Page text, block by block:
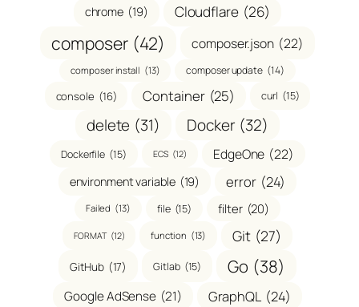
chrome (19) Cloudflare (26)
composer (42) composer.json (22)
composer install (13) composer update (14)
console (16) Container (25) curl (15)
delete (31) Docker (32)
Dockerfile (15) ECS (12) EdgeOne (22)
environment variable (19) error (24)
Failed (13) file (15) filter (20)
FORMAT (12) function (13) Git (27)
GitHub (17) Gitlab (15) Go (38)
Google AdSense (21) GraphQL (24)